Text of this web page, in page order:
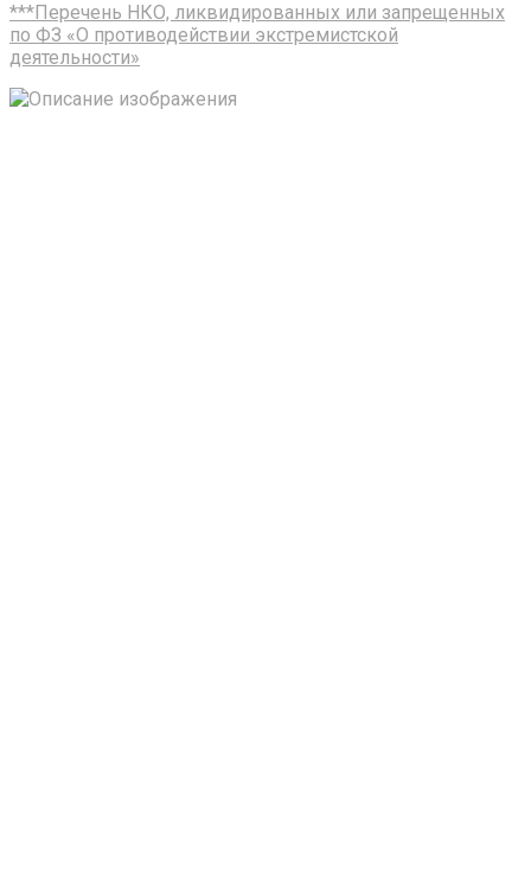
***Перечень НКО, ликвидированных или запрещенных
по ФЗ «О противодействии экстремистской
деятельности»